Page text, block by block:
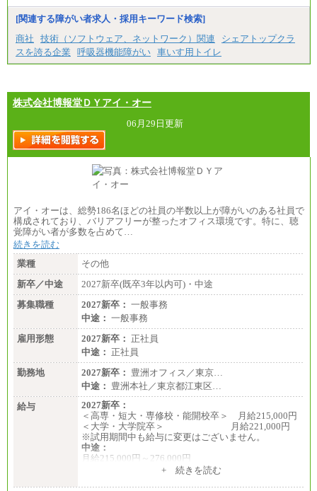
みなし残業手当：20,000円（一律支給）※みなし
残業手当の残業時間は10.43時間。
間に応じて、時間外手当等を支給。
エリアサポート職 月給188,000円
■（株）JTBグローバルマーケティング＆トラベル
訪日事業職 月給202,000～227,000円＋地域間調整
給
※詳細はJTBキャリアサイトよりご確認ください。
■(株)JTBビジネストランスフォーム
総合職 月給205,000～225,000円＋地域間調整給
エリア総合職 月給185,000円＋地域間調整給
■(株)JTBデータサービス ※2027年新卒募集終了
総合職 月給186,000～194,000円＋地域手当
■I&Jデジタルイノベーション(株)
総合職 月給224,500～242,600円＋地域手当
※詳細はJTBキャリアサイトよりご確認ください。
＜有期社員コース＞
■(株)JTBビジネストランスフォーム
有期契約職 月給185,000～195,000円
※詳細はJTBキャリアサイトよりご確認ください。
■(株)JTBパブリッシング ※2027年新卒募集終了
総合職 月給241,000円
中途：
①月給227,000円以上
②月給212,000円以上
③月給172,500円以上
④月給23万円～37万円
⑤月給20万円～25万円
⑥月給33万円～48万円
⑦月給271,000円以上
⑧～⑮月給200,000円〜月給400,000円
⑯月給185,000円以上
⑰月給237,000円以上
[関連する障がい者求人・採用キーワード検索]
商社
技術（ソフトウェア、ネットワーク）関連
シェアトップクラ
スを誇る企業
呼吸器機能障がい 車いす用トイレ
株式会社博報堂ＤＹアイ・オー
06月29日更新
アイ・オーは、総勢186名ほどの社員の半数以上が障がいのある社員で
構成されており、バリアフリーが整ったオフィス環境です。特に、聴
覚障がい者が多数を占めて…
続きを読む
業種
その他
新卒／中途
2027新卒(既卒3年以内可)・中途
募集職種
2027新卒： 一般事務
中途： 一般事務
雇用形態
2027新卒： 正社員
中途： 正社員
勤務地
2027新卒： 豊洲オフィス／東京…
中途： 豊洲本社／東京都江東区…
給与
2027新卒：
＜高専・短大・専修校・能開校卒＞ 月給215,000円
＜大学・大学院卒＞ 月給221,000円
※試用期間中も給与に変更はございません。
中途：
月給215,000円～276,000円
※当社規定による月給制+ 続きを読む